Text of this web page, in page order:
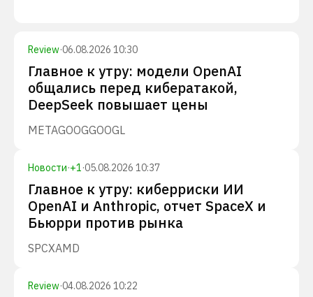
Review·06.08.2026 10:30
Главное к утру: модели OpenAI
общались перед кибератакой,
DeepSeek повышает цены
METAGOOGGOOGL
Новости·+1·05.08.2026 10:37
Главное к утру: киберриски ИИ
OpenAI и Anthropic, отчет SpaceX и
Бьюрри против рынка
SPCXAMD
Review·04.08.2026 10:22